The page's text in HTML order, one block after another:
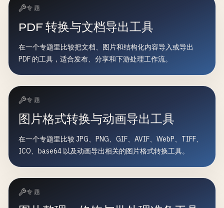
专题
PDF 转换与文档导出工具
在一个专题里比较把文档、图片和结构化内容导入或导出
PDF 的工具，适合发布、分享和下游处理工作流。
专题
图片格式转换与动画导出工具
在一个专题里比较 JPG、PNG、GIF、AVIF、WebP、TIFF、
ICO、base64 以及动画导出相关的图片格式转换工具。
专题